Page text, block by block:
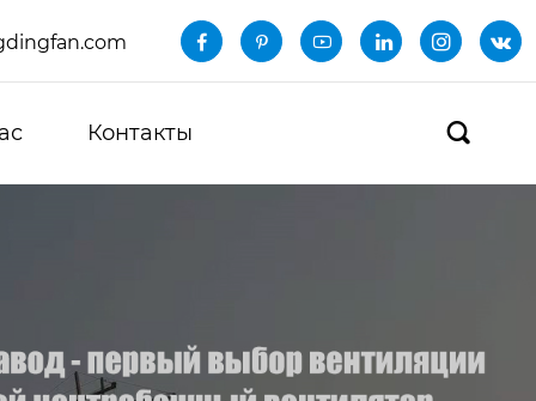
     
Контакты 